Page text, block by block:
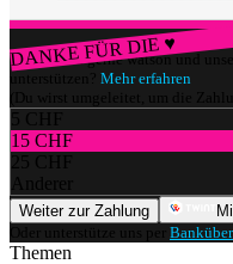
DANKE FÜR DIE ♥
Würdest du gerne watson und
unterstützen? Mehr erfahren
(Du wirst umgeleitet, um die
5 CHF
15 CHF
25 CHF
Anderer
Weiter zur Zahlung
Oder unterstütze uns per
Themen